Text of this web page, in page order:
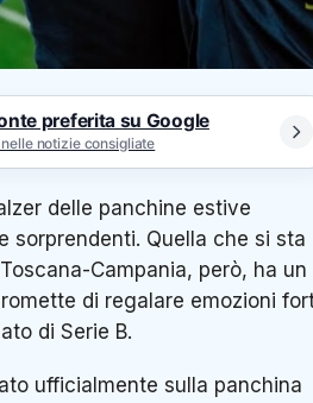
preferita su Google
notizie consigliate
delle panchine estive
sorprendenti. Quella che si sta
Campania, però, ha un
di regalare emozioni
di Serie B.
ufficialmente sulla panchina